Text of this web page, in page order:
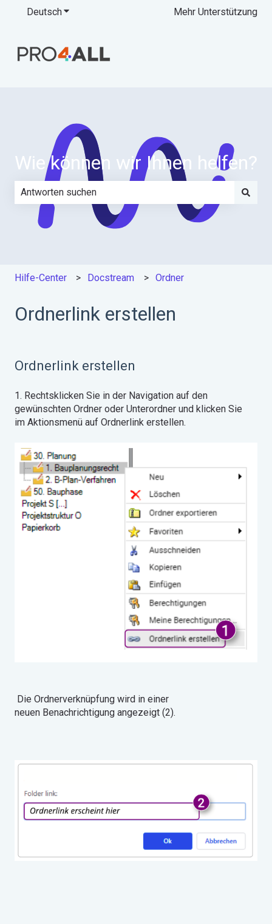
DeutschUntermenü für Übersetzungen anzeigen
Mehr Unterstützung
Wie können wir Ihnen helfen?
Es gibt keine Vorschläge, da das Suchfeld leer ist.
Hilfe-Center Docstream Ordner
Ordnerlink erstellen
Ordnerlink erstellen
1. Rechtsklicken Sie in der Navigation auf den
gewünschten Ordner oder Unterordner und klicken Sie
im Aktionsmenü auf Ordnerlink erstellen.
Die Ordnerverknüpfung wird in einer
neuen Benachrichtigung angezeigt (2).